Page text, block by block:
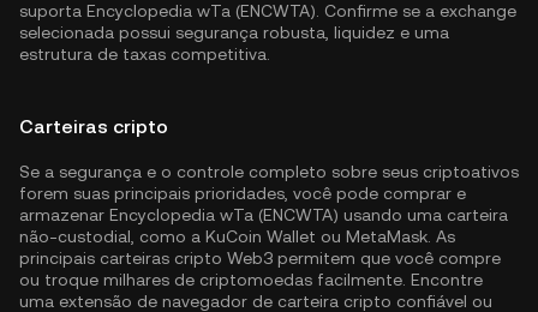
suporta Encyclopedia wTa (ENCWTA). Confirme se a exchange
selecionada possui segurança robusta, liquidez e uma
estrutura de taxas competitiva.
Carteiras cripto
Se a segurança e o controle completo sobre seus criptoativos
forem suas principais prioridades, você pode comprar e
armazenar Encyclopedia wTa (ENCWTA) usando uma carteira
não-custodial, como a KuCoin Wallet ou MetaMask. As
principais carteiras cripto Web3 permitem que você compre
ou troque milhares de criptomoedas facilmente. Encontre
uma extensão de navegador de carteira cripto confiável ou